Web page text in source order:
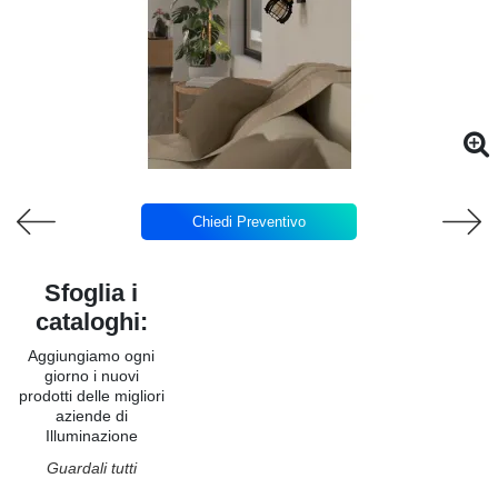
Chiedi Preventivo
Sfoglia i
cataloghi:
Aggiungiamo ogni
giorno i nuovi
prodotti delle migliori
aziende di
Illuminazione
Guardali tutti